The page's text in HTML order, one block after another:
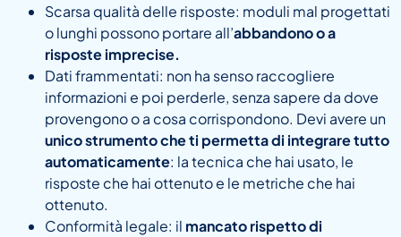
Scarsa qualità delle risposte: moduli mal progettati
o lunghi possono portare all’abbandono o a
risposte imprecise.
Dati frammentati: non ha senso raccogliere
informazioni e poi perderle, senza sapere da dove
provengono o a cosa corrispondono. Devi avere un
unico strumento che ti permetta di integrare tutto
automaticamente: la tecnica che hai usato, le
risposte che hai ottenuto e le metriche che hai
ottenuto.
Conformità legale: il mancato rispetto di